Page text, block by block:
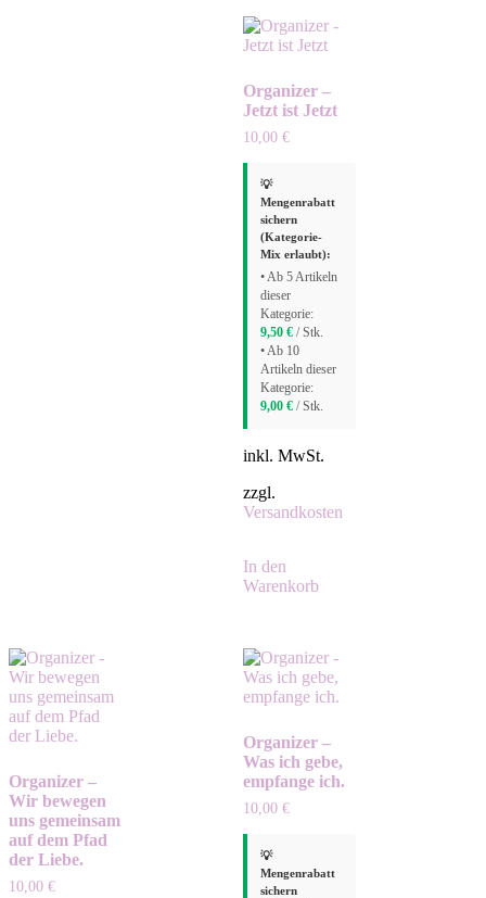
Organizer –
Jetzt ist Jetzt
10,00 €
💡
Mengenrabatt
sichern
(Kategorie-
Mix erlaubt):
• Ab 5 Artikeln
dieser
Kategorie:
9,50 € / Stk.
• Ab 10
Artikeln dieser
Kategorie:
9,00 € / Stk.
inkl. MwSt.
zzgl.
Versandkosten
In den
Warenkorb
Organizer –
Wir bewegen
uns gemeinsam
auf dem Pfad
der Liebe.
10,00 €
Organizer –
Was ich gebe,
empfange ich.
10,00 €
💡
Mengenrabatt
sichern